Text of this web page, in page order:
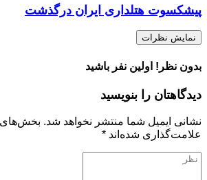
پیشکسوت هتلداری ایران درگذشت
نمایش نظرات
بدون نظر! اولین نفر باشید
دیدگاهتان را بنویسید
نشانی ایمیل شما منتشر نخواهد شد. بخش‌های
علامت‌گذاری شده‌اند *